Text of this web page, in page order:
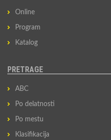
Online
Program
Katalog
PRETRAGE
ABC
Po delatnosti
Po mestu
Klasifikacija